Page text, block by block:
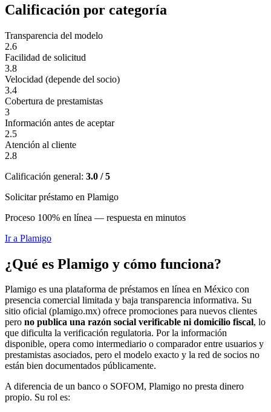
Calificación por categoría
Transparencia del modelo
2.6
Facilidad de solicitud
3.8
Velocidad (depende del socio)
3.4
Cobertura de prestamistas
3
Información antes de aceptar
2.5
Atención al cliente
2.8
Calificación general: 3.0 / 5
Solicitar préstamo en Plamigo
Proceso 100% en línea — respuesta en minutos
Ir a Plamigo
¿Qué es Plamigo y cómo funciona?
Plamigo es una plataforma de préstamos en línea en México con
presencia comercial limitada y baja transparencia informativa. Su
sitio oficial (plamigo.mx) ofrece promociones para nuevos clientes
pero no publica una razón social verificable ni domicilio fiscal, lo
que dificulta la verificación regulatoria. Por la información
disponible, opera como intermediario o comparador entre usuarios y
prestamistas asociados, pero el modelo exacto y la red de socios no
están bien documentados públicamente.
A diferencia de un banco o SOFOM, Plamigo no presta dinero
propio. Su rol es: